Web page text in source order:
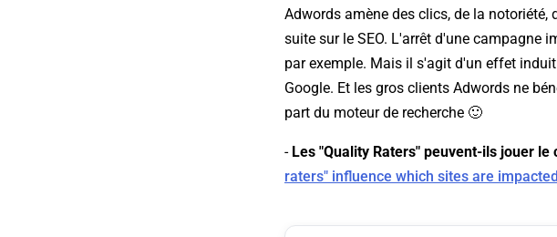
Adwords amène des clics, de la
suite sur le SEO. L'arrêt d'une campagne
par exemple. Mais il s'agit d'un effet
Google. Et les gros clients Adwords ne
part du moteur de recherche 🙂
- Les "Quality Raters" peuvent-ils jouer
raters" influence which sites are